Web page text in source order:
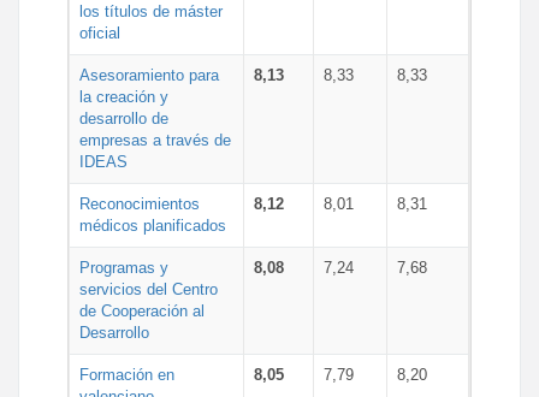
los títulos de máster
oficial
Asesoramiento para
la creación y
desarrollo de
empresas a través de
IDEAS
8,13 8,33 8,33
Reconocimientos
médicos planificados
8,12 8,01 8,31
Programas y
servicios del Centro
de Cooperación al
Desarrollo
8,08 7,24 7,68
Formación en
8,05 7,79 8,20